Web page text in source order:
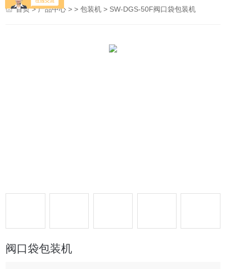
首页>产品中心 > >包装机 > SW-DGS-50F阀口袋包装机
阀口袋包装机